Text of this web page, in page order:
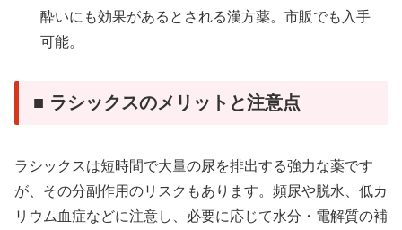
酔いにも効果があるとされる漢方薬。市販でも入手
可能。
■ ラシックスのメリットと注意点
ラシックスは短時間で大量の尿を排出する強力な薬です
が、その分副作用のリスクもあります。頻尿や脱水、低カ
リウム血症などに注意し、必要に応じて水分・電解質の補